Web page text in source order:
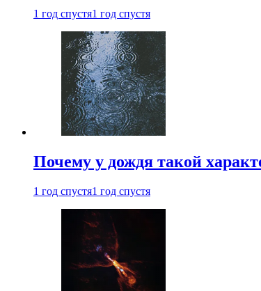
1 год спустя1 год спустя
Почему у дождя такой
1 год спустя1 год спустя